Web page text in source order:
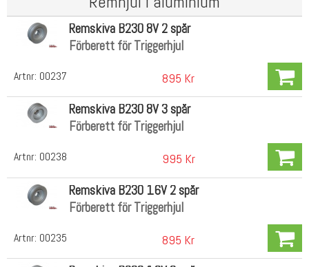
Artnr: 00237
Remskiva B230 8V 2 spår
Förberett för Triggerhjul
895 Kr
Artnr: 00238
Remskiva B230 8V 3 spår
Förberett för Triggerhjul
995 Kr
Artnr: 00235
Remskiva B230 16V 2 spår
Förberett för Triggerhjul
895 Kr